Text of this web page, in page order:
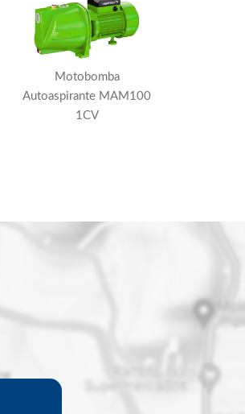
Motobomba
Autoaspirante MAM100
1CV